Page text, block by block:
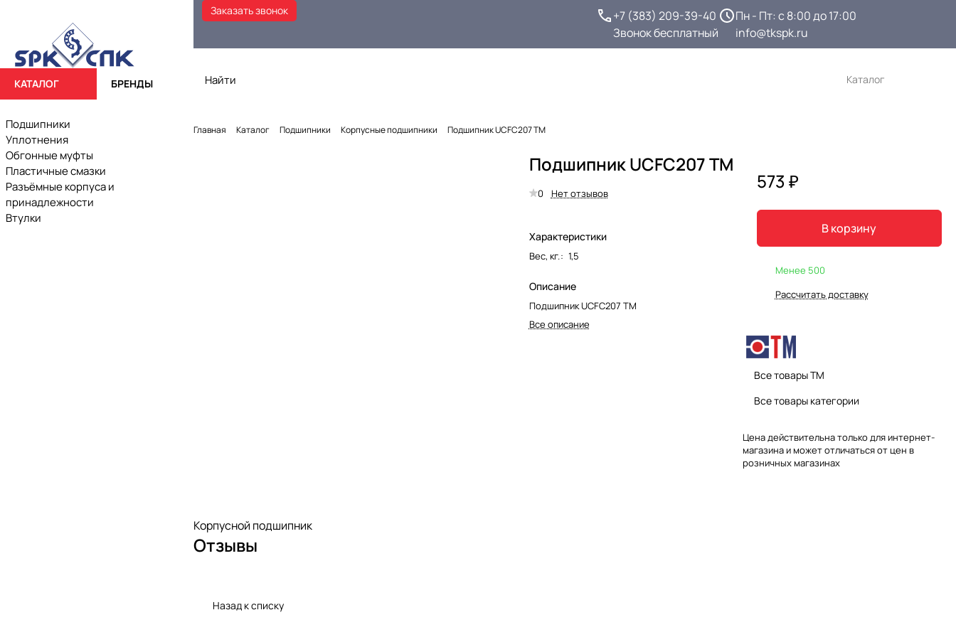
Заказать звонок
+7 (383) 209-39-40
Звонок бесплатный
Пн - Пт: с 8:00 до 17:00
info@tkspk.ru
Каталог
Главная Каталог Подшипники Корпусные подшипники Подшипник UCFC207 TM
Подшипник UCFC207 TM
0 Нет отзывов
Характеристики
Вес, кг.: 1,5
Описание
Подшипник UCFC207 TM
Все описание
573 ₽
В корзину
Менее 500
Рассчитать доставку
Все товары TM
Все товары категории
Цена действительна только для интернет-
магазина и может отличаться от цен в
розничных магазинах
Корпусной подшипник
Отзывы
Назад к списку
КАТАЛОГ БРЕНДЫ
Подшипники
Уплотнения
Обгонные муфты
Пластичные смазки
Разъёмные корпуса и
принадлежности
Втулки